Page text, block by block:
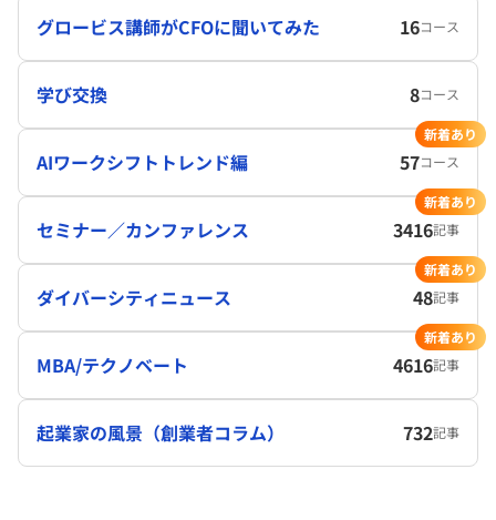
グロービス講師がCFOに聞いてみた 16コース
学び交換 8コース
AIワークシフトトレンド編 57コース
新着あり
セミナー／カンファレンス 3416記事
新着あり
ダイバーシティニュース 48記事
新着あり
MBA/テクノベート 4616記事
新着あり
起業家の風景（創業者コラム） 732記事